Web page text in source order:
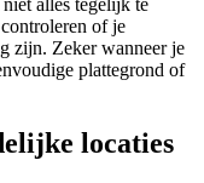
alles tegelijk te
of je
zijn. Zeker wanneer je
plattegrond of
locaties